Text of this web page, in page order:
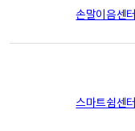
손말이음센터
스마트쉼센터